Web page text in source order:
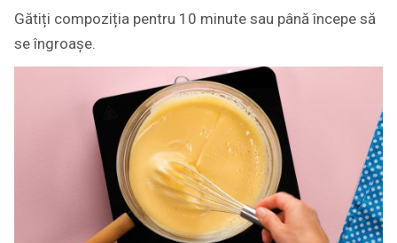
Gătiți compoziția pentru 10 minute sau până începe să
se îngroașe.